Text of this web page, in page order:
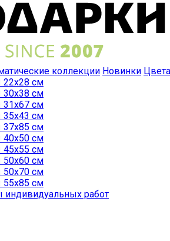
коллекции Новинки Цвета
см
см
см
см
см
см
см
см
см
см
работ